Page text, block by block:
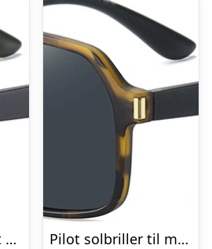
Kaleu Mantle Pilot solbriller TR90 army camouflage til mænd med grønne linser Ø61 mm
Pilot solbriller til mænd Kaleu Mantle TR90 Havana Ø61 mm mørke linser